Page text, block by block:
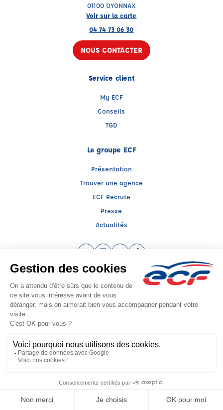
01100 OYONNAX
Voir sur la carte
04 74 73 06 30
NOUS CONTACTER
Service client
My ECF
Conseils
TGD
Le groupe ECF
Présentation
Trouver une agence
ECF Recrute
Presse
Actualités
Facebook (nouvelle fenêtre)
Instagram (nouvelle fenêtre)
YouTube (nouvelle fenêtre)
TikTok (nouvelle fenêtre)
Raison sociale : AUTO ECOLE BARNI - Capital social: 10000€
SIREN: 789403292 - Numéro de TVA intracommunautaire: FR 90 789403292
Agrément n°E1200104790
Siège social : 89, Cours Verdun , OYONNAX (01100) - Représentant légal :